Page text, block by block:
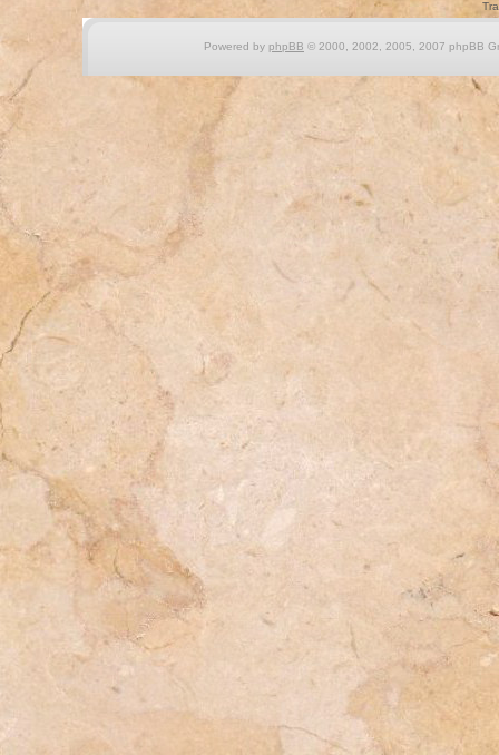
Powered by phpBB © 2000, 2002, 2005, 2007 phpBB